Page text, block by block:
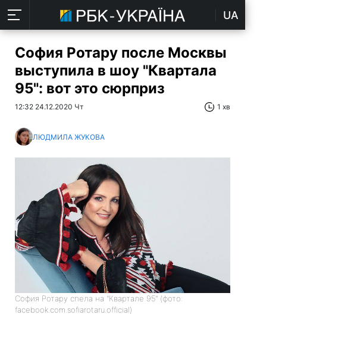
UA
София Ротару после Москвы
выступила в шоу "Квартала
95": вот это сюрприз
12:32 24.12.2020 Чт 1 хв
ЛЮДМИЛА ЖУКОВА
София Ротару спела на "Квартале 95" (фото:
facebook.com.sofiarotaru.official)